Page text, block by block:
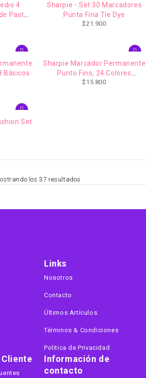
4
Pastel,
Sharpie - Set 30 Marcadores
Punta Fina Tie Dye
$21.900
Básicos
Sharpie Marcador Permanente
Punto Fino, 24 Colores
Surtidos
$ 15.800
Set
los 37 resultados
Información de
contacto
Links
Nosotros
Contacto
Últimos Artículos
Términos & Condiciones
Politica de Privacidad